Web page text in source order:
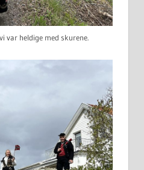
var heldige med skurene.